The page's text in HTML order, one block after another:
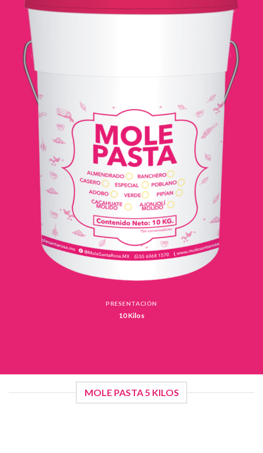
PRESENTACIÓN
10 Kilos
MOLE PASTA 5 KILOS